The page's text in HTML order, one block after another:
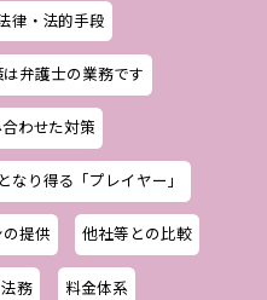
律・法的手段
弁護士の業務です
わせた対策
り得る「プレイヤー」
提供 他社等との比較
務 料金体系